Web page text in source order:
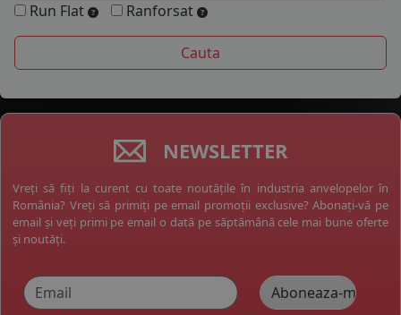
Run Flat Ranforsat
NEWSLETTER
Vreți să fiți la curent cu toate noutățile în industria anvelopelor în
România? Vreți să primiți pe email promoții exclusive? Abonați-vă pe
email și veți primi pe email o dată pe săptămână cele mai bune oferte
și noutăți.